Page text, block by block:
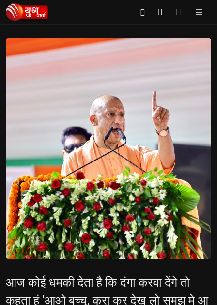
आज कोई धमकी देता है कि दंगा करवा देंगे तो
कहता हूं 'आओ बच्चू, करा कर देख लो समझ मे आ